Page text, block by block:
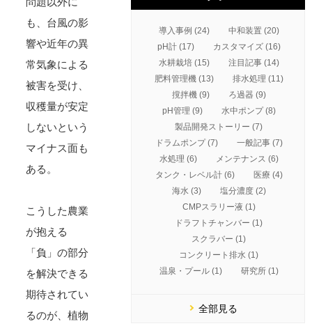
も、台風の影
響や近年の異
常気象による
被害を受け、
収穫量が安定
しないという
マイナス面も
ある。
こうした農業
が抱える
「負」の部分
を解決できる
期待されてい
るのが、植物
導入事例 (24)
中和装置 (20)
pH計 (17)
カスタマイズ (16)
水耕栽培 (15)
注目記事 (14)
肥料管理機 (13)
排水処理 (11)
撹拌機 (9)
ろ過器 (9)
pH管理 (9)
水中ポンプ (8)
製品開発ストーリー (7)
ドラムポンプ (7)
一般記事 (7)
水処理 (6)
メンテナンス (6)
タンク・レベル計 (6)
医療 (4)
海水 (3)
塩分濃度 (2)
CMPスラリー液 (1)
ドラフトチャンバー (1)
スクラバー (1)
コンクリート排水 (1)
温泉・プール (1)
研究所 (1)
全部見る